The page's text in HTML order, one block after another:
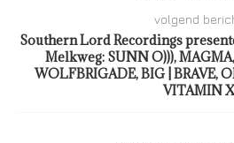
volgend
Southern Lord Recordings
Melkweg: SUNN O))),
WOLFBRIGADE, BIG | BRAVE,
VITAMIN X